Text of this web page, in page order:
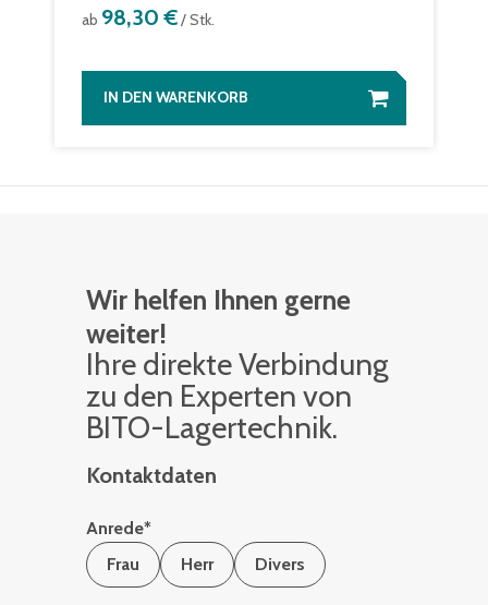
ab 98,30 €/ Stk.
IN DEN WARENKORB
Wir helfen Ihnen gerne
weiter!
Ihre di­rek­te Ver­bin­dung
zu den Ex­per­ten von
BITO-La­ger­tech­nik.
Kontaktdaten
Anrede*
Frau
Herr Divers